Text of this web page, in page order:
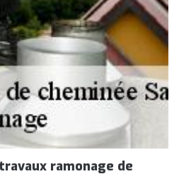
ramonage de